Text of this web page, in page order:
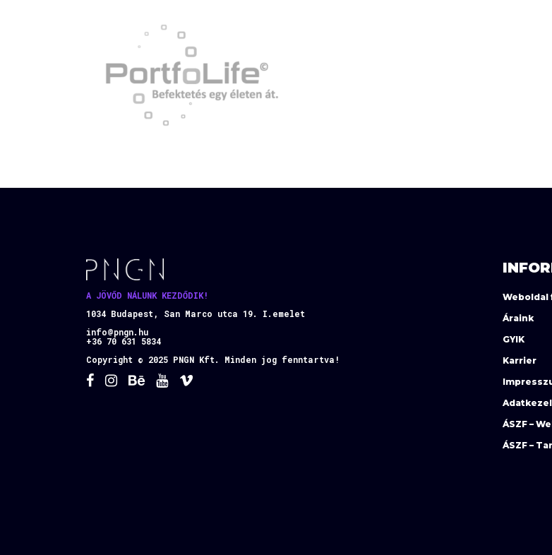
A JÖVŐD NÁLUNK KEZDŐDIK!
1034 Budapest, San Marco utca 19. I.emelet
info@pngn.hu
+36 70 631 5834
Copyright © 2025 PNGN Kft. Minden jog fenntartva!
Áraink
GYIK
Karrier
ÁSZF –
ÁSZF –